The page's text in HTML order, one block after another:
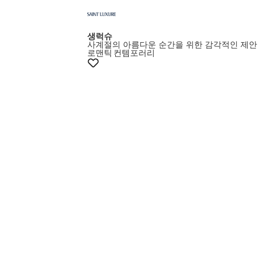
생럭슈
사계절의 아름다운 순간을 위한 감각적인 제안
로맨틱 컨템포러리